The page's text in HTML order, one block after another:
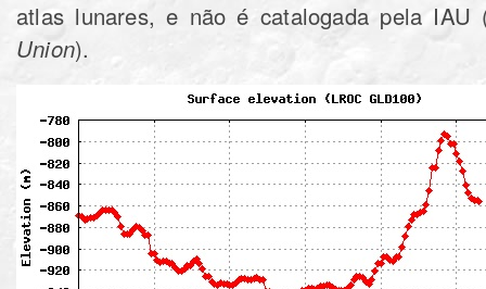
atlas lunares, e não é catalogada pela IAU
Union).